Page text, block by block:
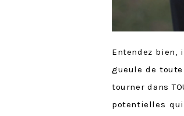
Entendez bien,
gueule de
tourner dans
potentielles